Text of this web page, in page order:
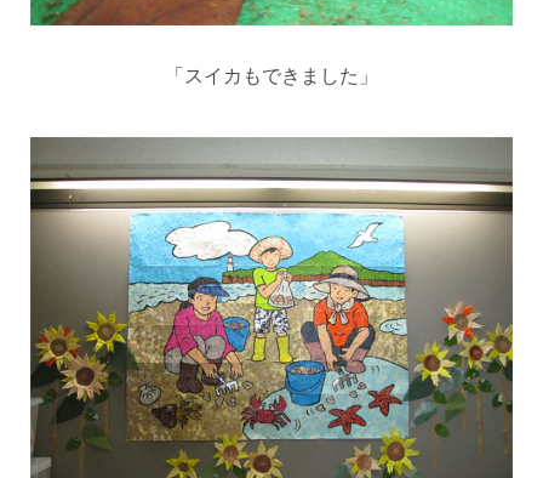
「スイカもできました」